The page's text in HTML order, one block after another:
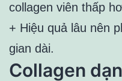
collagen viên thấp
+ Hiệu quả lâu nên
gian dài.
Collagen